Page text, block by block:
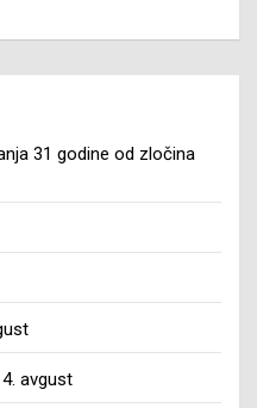
31 godine od zločina
avgust